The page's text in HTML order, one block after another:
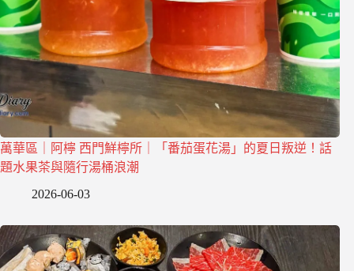
萬華區｜阿檸 西門鮮檸所｜「番茄蛋花湯」的夏日叛逆！話
題水果茶與隨行湯桶浪潮
2026-06-03